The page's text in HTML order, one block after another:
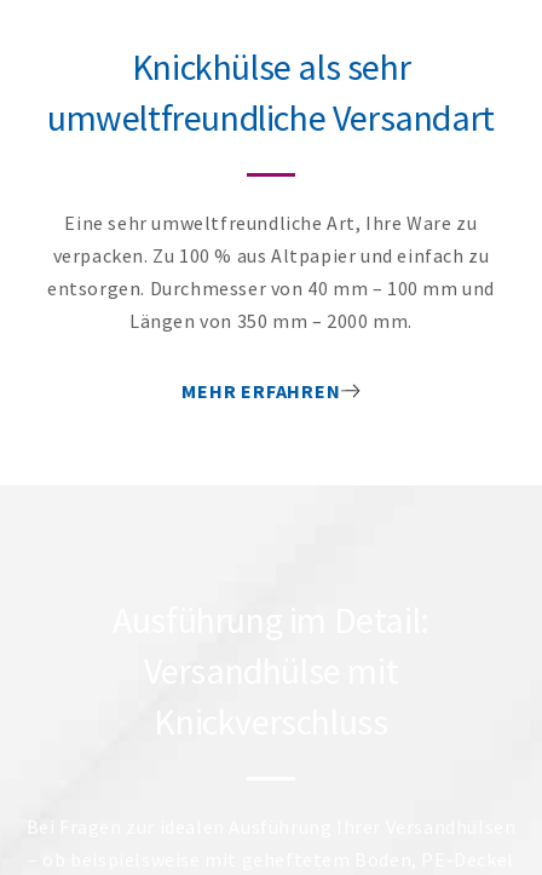
Knickhülse als sehr
umweltfreundliche Versandart
Eine sehr umweltfreundliche Art, Ihre Ware zu
verpacken. Zu 100 % aus Altpapier und einfach zu
entsorgen. Durchmesser von 40 mm – 100 mm und
Längen von 350 mm – 2000 mm.
MEHR ERFAHREN
Bei Fragen zur idealen Ausführung Ihrer Versandhülsen